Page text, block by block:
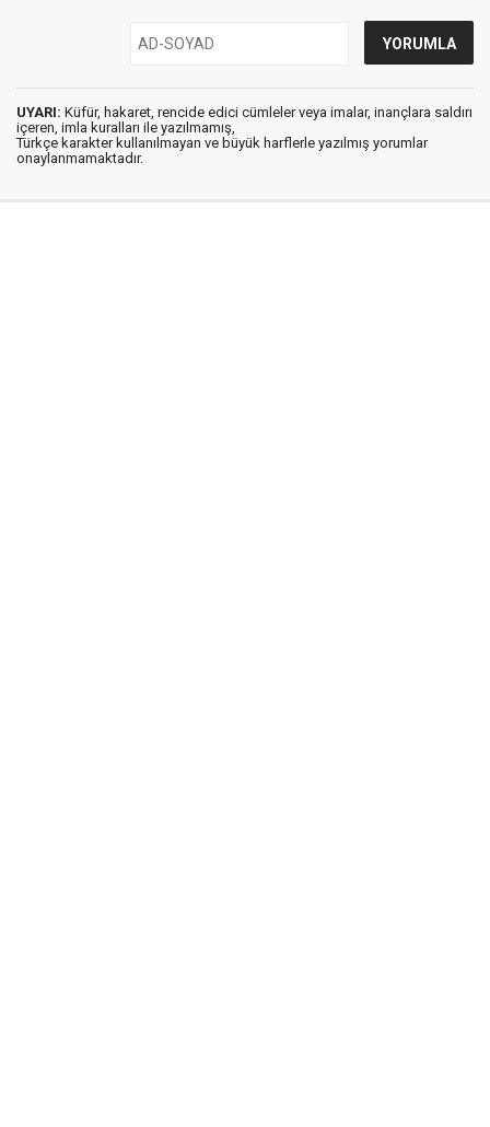
UYARI: Küfür, hakaret, rencide edici cümleler veya imalar, inançlara saldırı
içeren, imla kuralları ile yazılmamış,
Türkçe karakter kullanılmayan ve büyük harflerle yazılmış yorumlar
onaylanmamaktadır.